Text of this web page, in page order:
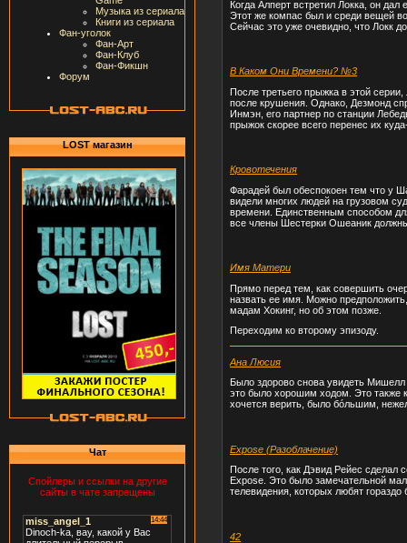
Музыка из сериала
Книги из сериала
Фан-уголок
Фан-Арт
Фан-Клуб
Фан-Фикшн
Форум
LOST магазин
Чат
Спойлеры и ссылки на другие
сайты в чате запрещены
Когда Алперт встретил Локка, он
Этот же компас был и среди вещей
Сейчас это уже очевидно, что Локк
В Каком Они Времени? №3
После третьего прыжка в этой
после крушения. Однако, Дезмонд
Инмэн, его партнер по станции
прыжок скорее всего перенес их
Кровотечения
Фарадей был обеспокоен тем что у
видели многих людей на грузовом
времени. Единственным способом
все члены Шестерки Ошеаник
Имя Матери
Прямо перед тем, как совершить
назвать ее имя. Можно
мадам Хокинг, но об этом позже.
Переходим ко второму эпизоду.
Ана Люсия
Было здорово снова увидеть
это было хорошим ходом. Это также
хочется верить, было бóльшим,
Expose (Разоблачение)
После того, как Дэвид Рейес
Expose. Это было замечательной
телевидения, которых любят
42